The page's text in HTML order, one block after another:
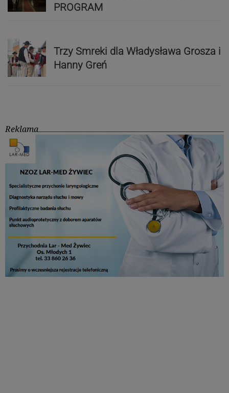
PROGRAM
Trzy Smreki dla Władysława Grosza i
Hanny Greń
Reklama